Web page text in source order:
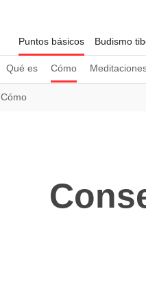
Puntos básicos
Qué es Cómo
Budismo
Cómo